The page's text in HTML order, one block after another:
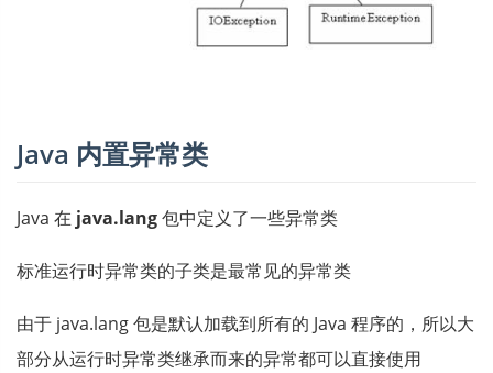
Java 内置异常类
Java 在 java.lang包中定义了一些异常类
标准运行时异常类的子类是最常见的异常类
由于 java.lang 包是默认加载到所有的 Java 程序的，所以大
部分从运行时异常类继承而来的异常都可以直接使用